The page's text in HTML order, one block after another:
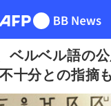
ベルベル語の
十分との指摘も